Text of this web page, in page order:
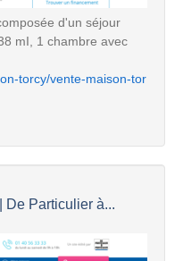
d'un séjour
mI, 1 chambre avec
torcy/vente-maison-tor
De Particulier à...